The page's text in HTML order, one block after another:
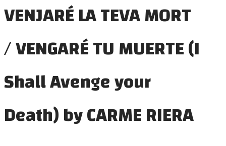
VENJARÉ LA TEVA MORT
/ VENGARÉ TU MUERTE (I
Shall Avenge your
Death) by CARME RIERA